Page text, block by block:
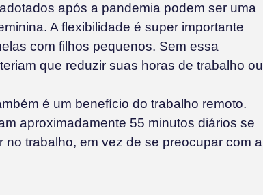
após a pandemia podem ser uma
A flexibilidade é super importante
com filhos pequenos. Sem essa
que reduzir suas horas de trabalho ou
é um benefício do trabalho remoto.
aproximadamente 55 minutos diários se
trabalho, em vez de se preocupar com a